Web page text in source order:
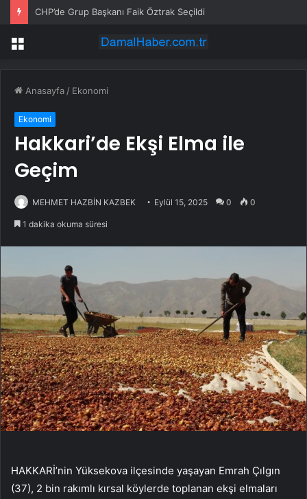
CHP’de Grup Başkanı Faik Öztrak Seçildi
Menü
Anasayfa / Ekonomi
Ekonomi
Hakkari’de Ekşi Elma ile
Geçim
MEHMET HAZBİN KAZBEK Eylül 15, 2025 0 0
1 dakika okuma süresi
HAKKARİ’nin Yüksekova ilçesinde yaşayan Emrah Çılgın
(37), 2 bin rakımlı kırsal köylerde toplanan ekşi elmaları